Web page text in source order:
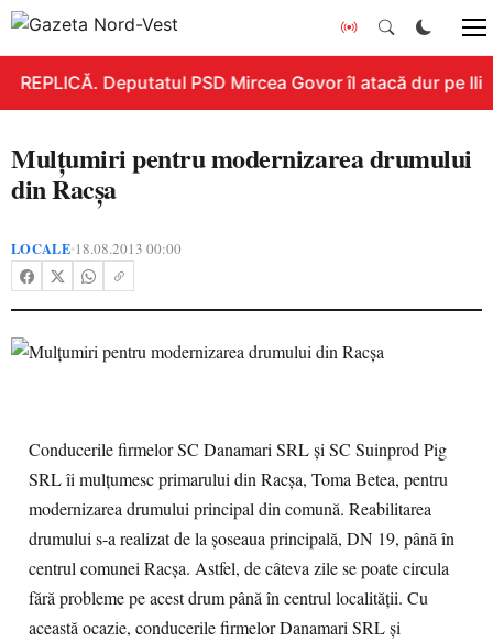
REPLICĂ. Deputatul PSD Mircea Govor îl atacă dur pe
Mulţumiri pentru modernizarea drumului
din Racşa
LOCALE•18.08.2013 00:00
Conducerile firmelor SC Danamari SRL şi SC Suinprod Pig
SRL îi mulţumesc primarului din Racşa, Toma Betea, pentru
modernizarea drumului principal din comună. Reabilitarea
drumului s-a realizat de la şoseaua principală, DN 19, până în
centrul comunei Racşa. Astfel, de câteva zile se poate circula
fără probleme pe acest drum până în centrul localităţii. Cu
această ocazie, conducerile firmelor Danamari SRL şi